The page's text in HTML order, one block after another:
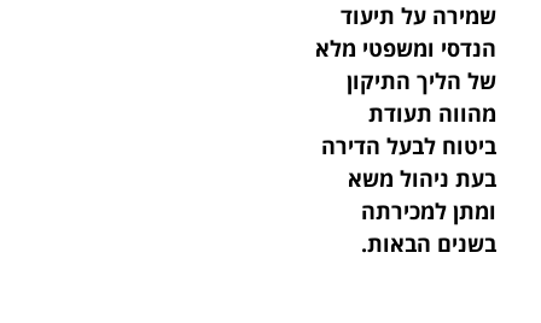
שמירה על תיעוד
הנדסי ומשפטי מלא
של הליך התיקון
מהווה תעודת
ביטוח לבעל הדירה
בעת ניהול משא
ומתן למכירתה
בשנים הבאות.